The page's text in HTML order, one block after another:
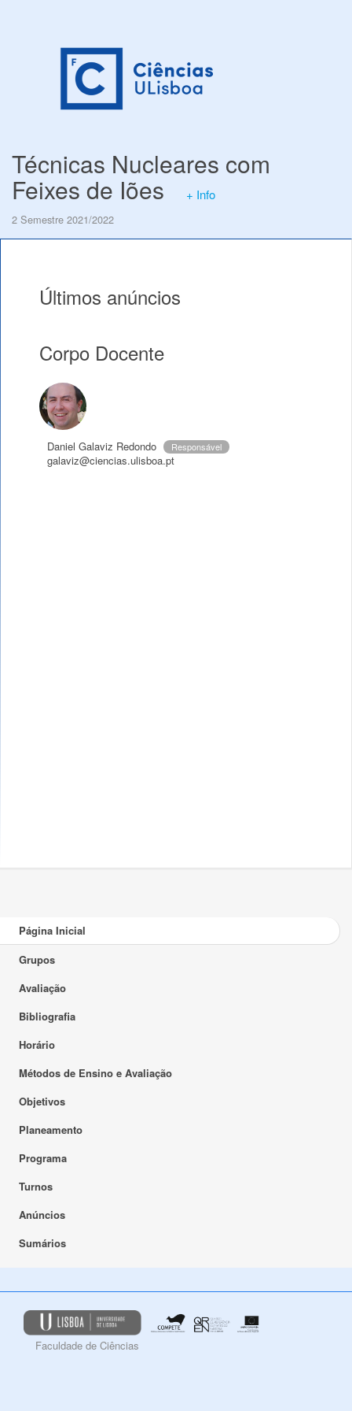
Técnicas Nucleares com
Feixes de Iões + Info
2 Semestre 2021/2022
Últimos anúncios
Corpo Docente
Daniel Galaviz Redondo Responsável
galaviz@ciencias.ulisboa.pt
Página Inicial
Grupos
Avaliação
Bibliografia
Horário
Métodos de Ensino e Avaliação
Objetivos
Planeamento
Programa
Turnos
Anúncios
Sumários
Faculdade de Ciências